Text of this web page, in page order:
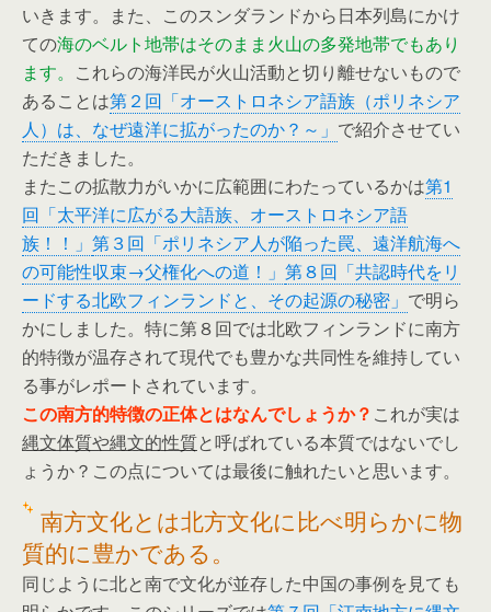
いきます。また、このスンダランドから日本列島にかけ
ての海のベルト地帯はそのまま火山の多発地帯でもあり
ます。 これらの海洋民が火山活動と切り離せないもので
あることは第２回「オーストロネシア語族（ポリネシア
人）は、なぜ遠洋に拡がったのか？～」 で紹介させてい
ただきました。
またこの拡散力がいかに広範囲にわたっているかは第1
回「太平洋に広がる大語族、オーストロネシア語
族！！」 第３回「ポリネシア人が陥った罠、遠洋航海へ
の可能性収束→父権化への道！」 第８回「共認時代をリ
ードする北欧フィンランドと、その起源の秘密」 で明ら
かにしました。特に第８回では北欧フィンランドに南方
的特徴が温存されて現代でも豊かな共同性を維持してい
る事がレポートされています。
この南方的特徴の正体とはなんでしょうか？ これが実は
縄文体質や縄文的性質と呼ばれている本質ではないでし
ょうか？この点については最後に触れたいと思います。
南方文化とは北方文化に比べ明らかに物
質的に豊かである。
同じように北と南で文化が並存した中国の事例を見ても